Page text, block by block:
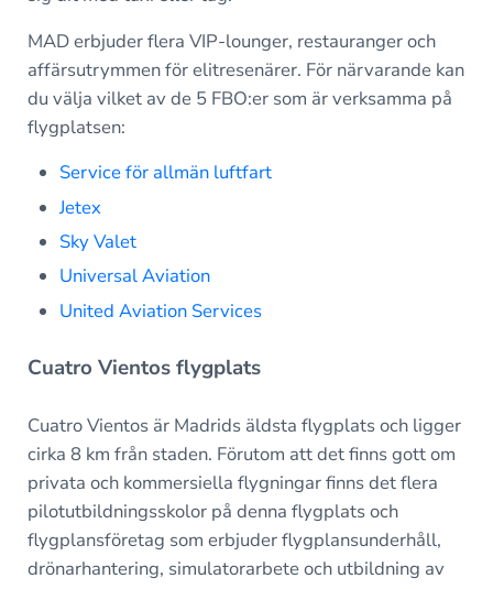
MAD erbjuder flera VIP-lounger, restauranger och
affärsutrymmen för elitresenärer. För närvarande kan
du välja vilket av de 5 FBO:er som är verksamma på
flygplatsen:
Service för allmän luftfart
Jetex
Sky Valet
Universal Aviation
United Aviation Services
Cuatro Vientos flygplats
Cuatro Vientos är Madrids äldsta flygplats och ligger
cirka 8 km från staden. Förutom att det finns gott om
privata och kommersiella flygningar finns det flera
pilotutbildningsskolor på denna flygplats och
flygplansföretag som erbjuder flygplansunderhåll,
drönarhantering, simulatorarbete och utbildning av